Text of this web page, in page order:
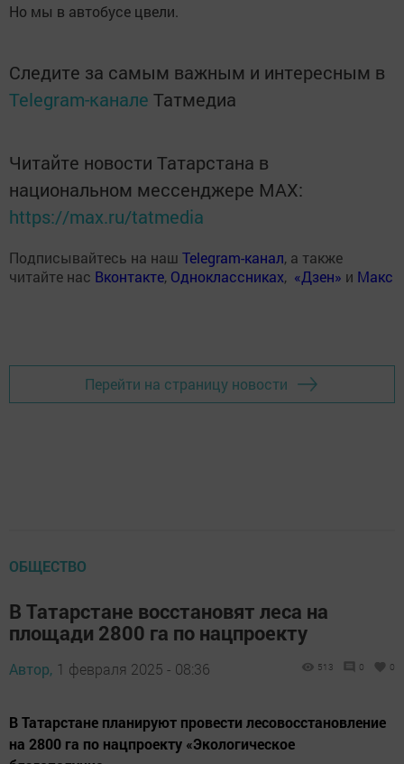
Но мы в автобусе цвели.
Следите за самым важным и интересным в
Telegram-канале Татмедиа
Читайте новости Татарстана в
национальном мессенджере MАХ:
https://max.ru/tatmedia
Подписывайтесь на наш Telegram-канал, а также
читайте нас Вконтакте, Одноклассниках, «Дзен» и Макс
Перейти на страницу новости
ОБЩЕСТВО
В Татарстане восстановят леса на
площади 2800 га по нацпроекту
Автор, 1 февраля 2025 - 08:36 513 0 0
В Татарстане планируют провести лесовосстановление
на 2800 га по нацпроекту «Экологическое